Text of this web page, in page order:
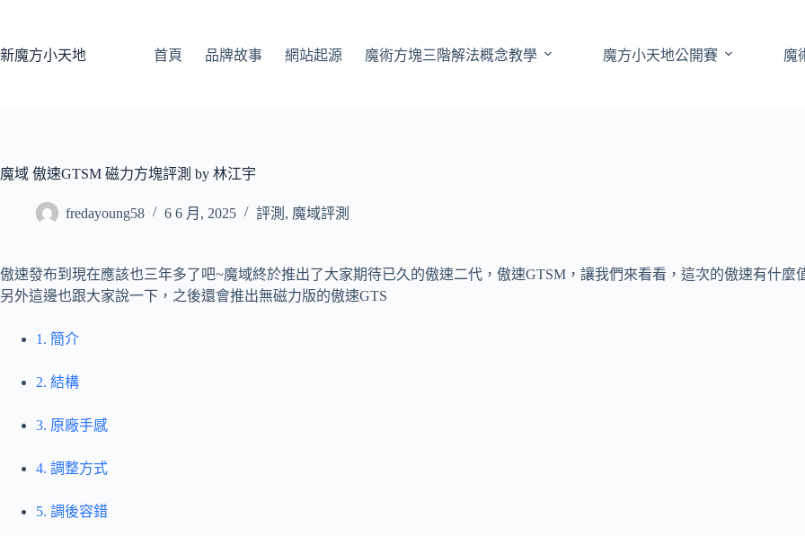
主
新魔方小天地 首頁 品牌故事 網站起源 魔術方塊三階解法概念教學 魔方小天地公開賽 魔
魔域 傲速GTSM 磁力方塊評測 by 林江宇
fredayoung58 6 6 月, 2025 評測 , 魔域評測
傲速發布到現在應該也三年多了吧~魔域終於推出了大家期待已久的傲速二代，傲速GTSM，讓我們來看看，這次的傲速有什麼
另外這邊也跟大家說一下，之後還會推出無磁力版的傲速GTS
1. 簡介
2. 結構
3. 原廠手感
4. 調整方式
5. 調後容錯